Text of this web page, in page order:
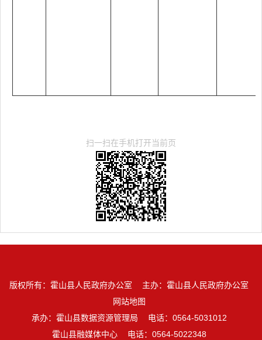
扫一扫在手机打开当前页
版权所有：霍山县人民政府办公室
主办：霍山县人民政府办公室
网站地图
承办：霍山县数据资源管理局
电话：0564-5031012
霍山县融媒体中心
电话：0564-5022348